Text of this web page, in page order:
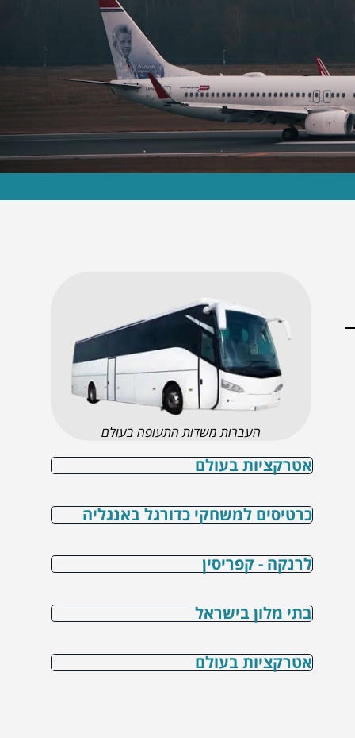
העברות משדות התעופה בעולם
אטרקציות בעולם
כרטיסים למשחקי כדורגל באנגליה
לרנקה - קפריסין
בתי מלון בישראל
אטרקציות בעולם